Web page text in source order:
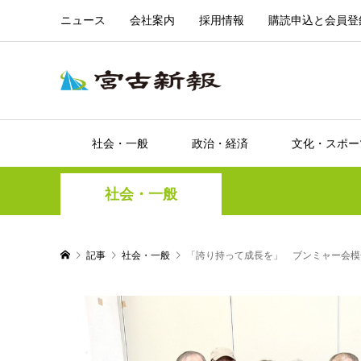
ニュース 会社案内 採用情報 購読申込と会員登
社会・一般 政治・経済 文化・スポ
社会・一般
記事 社会・一般 「誇り持って成長を」 ブンミャー